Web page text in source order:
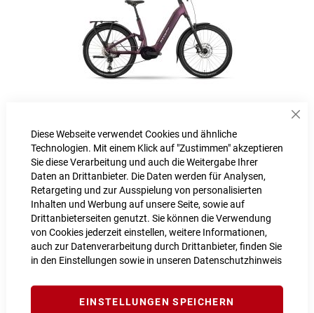
Diese Webseite verwendet Cookies und ähnliche
Technologien. Mit einem Klick auf "Zustimmen" akzeptieren
Sie diese Verarbeitung und auch die Weitergabe Ihrer
Daten an Drittanbieter. Die Daten werden für Analysen,
Retargeting und zur Ausspielung von personalisierten
Inhalten und Werbung auf unsere Seite, sowie auf
Drittanbieterseiten genutzt. Sie können die Verwendung
von Cookies jederzeit einstellen, weitere Informationen,
auch zur Datenverarbeitung durch Drittanbieter, finden Sie
in den Einstellungen sowie in unseren Datenschutzhinweis
EINSTELLUNGEN SPEICHERN
Raymon Tavano Pro
5.299,00 €
Inkl. MwSt., nur Abholung möglich